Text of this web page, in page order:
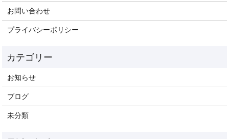
お問い合わせ
プライバシーポリシー
お知らせ
ブログ
未分類